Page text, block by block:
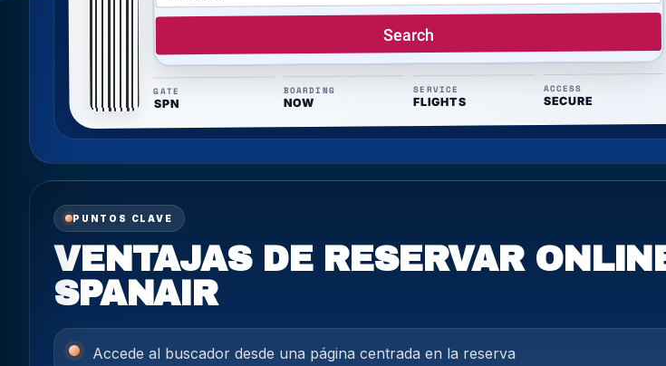
GATE
SPN
BOARDING
NOW
SERVICE
FLIGHTS
ACCESS
SECURE
PUNTOS CLAVE
VENTAJAS DE RESERVAR
SPANAIR
Accede al buscador desde una página centrada en la reserva